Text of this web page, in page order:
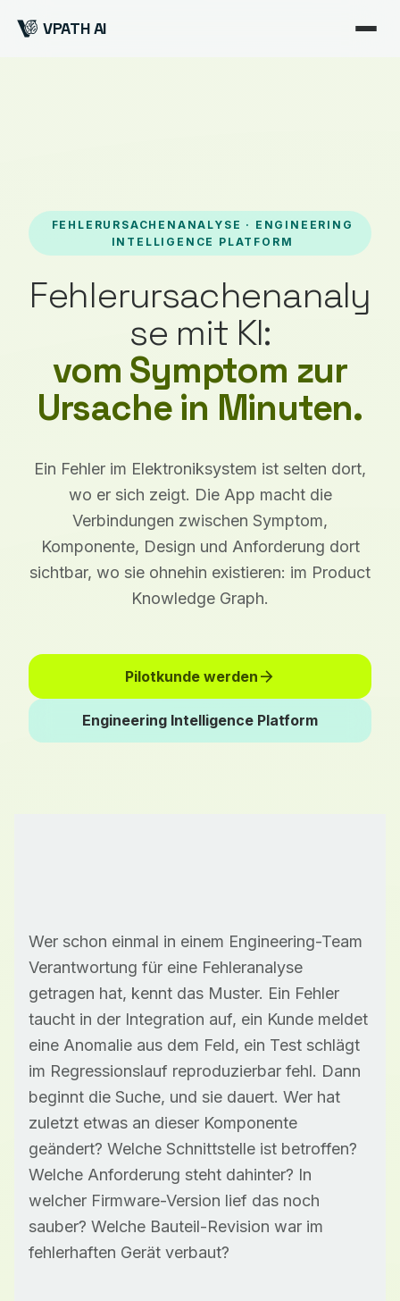
VPATH AI
FEHLERURSACHENANALYSE · ENGINEERING
INTELLIGENCE PLATFORM
Fehlerursachenanaly
se mit KI:
vom Symptom zur
Ursache in Minuten.
Ein Fehler im Elektroniksystem ist selten dort,
wo er sich zeigt. Die App macht die
Verbindungen zwischen Symptom,
Komponente, Design und Anforderung dort
sichtbar, wo sie ohnehin existieren: im Product
Knowledge Graph.
Pilotkunde werden arrow_forward
Engineering Intelligence Platform
Wer schon einmal in einem Engineering-Team
Verantwortung für eine Fehleranalyse
getragen hat, kennt das Muster. Ein Fehler
taucht in der Integration auf, ein Kunde meldet
eine Anomalie aus dem Feld, ein Test schlägt
im Regressionslauf reproduzierbar fehl. Dann
beginnt die Suche, und sie dauert. Wer hat
zuletzt etwas an dieser Komponente
geändert? Welche Schnittstelle ist betroffen?
Welche Anforderung steht dahinter? In
welcher Firmware-Version lief das noch
sauber? Welche Bauteil-Revision war im
fehlerhaften Gerät verbaut?